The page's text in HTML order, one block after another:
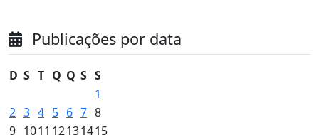
Publicações por data
D S T Q Q S S
1
2 3 4 5 6 7 8
9 1011 12131415